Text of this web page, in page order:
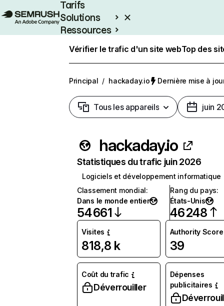
Tarifs
Solutions
Ressources
Vérifier le trafic d'un site webTop des
Principal / hackaday.io Dernière mise à
Tous les appareils juin
hackaday.io
Statistiques du trafic juin 2026
Logiciels et développement informatique
Classement mondial:
Dans le monde entier
54 661
Rang du pays:
États-Unis
46 248
Visites
818,8 k
Authority Score
39
Coût du trafic
Déverrouiller
Dépenses
publicitaires